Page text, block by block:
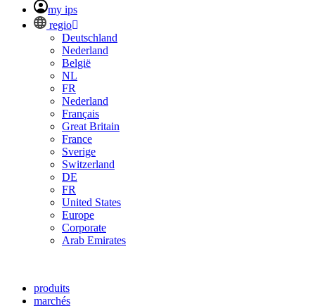
my ips
regio
Deutschland
Nederland
België
NL
FR
Nederland
Français
Great Britain
France
Sverige
Switzerland
DE
FR
United States
Europe
Corporate
Arab Emirates
produits
marchés